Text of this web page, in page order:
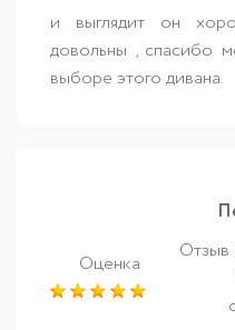
и выглядит он
довольны , спасибо
выборе этого дивана.
Оценка
Отзыв